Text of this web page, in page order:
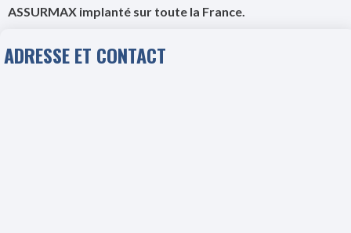
ASSURMAX implanté sur toute la France.
ADRESSE ET CONTACT